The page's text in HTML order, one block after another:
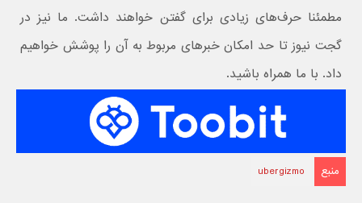
مطمئنا حرف‌های زیادی برای گفتن خواهند داشت. ما نیز در
گجت نیوز تا حد امکان خبرهای مربوط به آن را پوشش خواهیم
داد. با ما همراه باشید.
منبع ubergizmo